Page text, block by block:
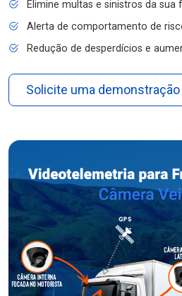
Elimine multas e sinistros da sua
Alerta de comportamento de
Redução de desperdícios e
Solicite uma demonstração